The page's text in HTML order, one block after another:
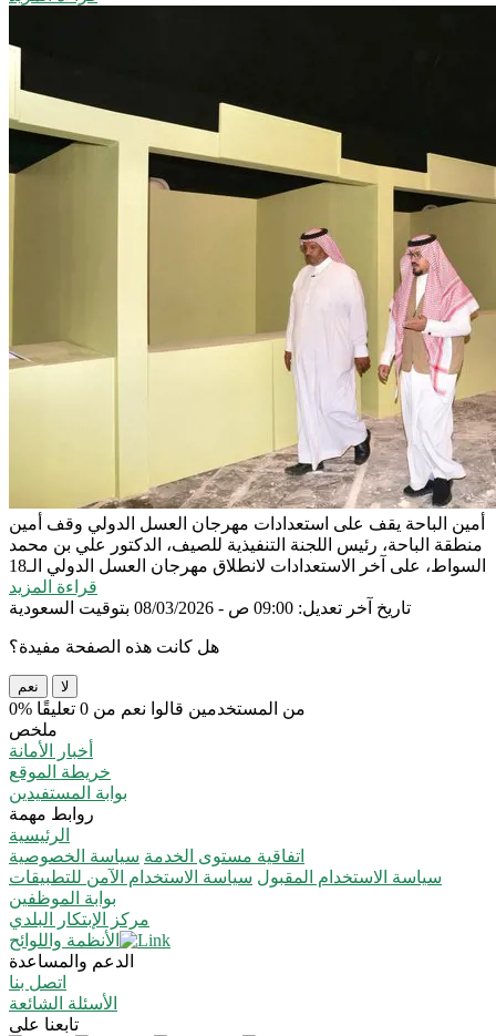
أمين الباحة يقف على استعدادات مهرجان العسل الدولي وقف أمين
منطقة الباحة، رئيس اللجنة التنفيذية للصيف، الدكتور علي بن محمد
السواط، على آخر الاستعدادات لانطلاق مهرجان العسل الدولي الـ18
قراءة المزيد
تاريخ آخر تعديل: 09:00 ص - 08/03/2026 بتوقيت السعودية
هل كانت هذه الصفحة مفيدة؟
نعم لا
0% من المستخدمين قالوا نعم من 0 تعليقًا
ملخص
أخبار الأمانة
خريطة الموقع
بوابة المستفيدين
روابط مهمة
الرئيسية
سياسة الخصوصية اتفاقية مستوى الخدمة
سياسة الاستخدام الآمن للتطبيقات سياسة الاستخدام المقبول
بوابة الموظفين
مركز الإبتكار البلدي
الأنظمة واللوائح
الدعم والمساعدة
اتصل بنا
الأسئلة الشائعة
تابعنا على